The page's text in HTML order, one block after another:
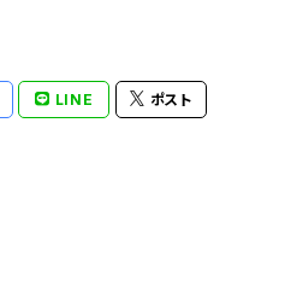
LINE ポスト